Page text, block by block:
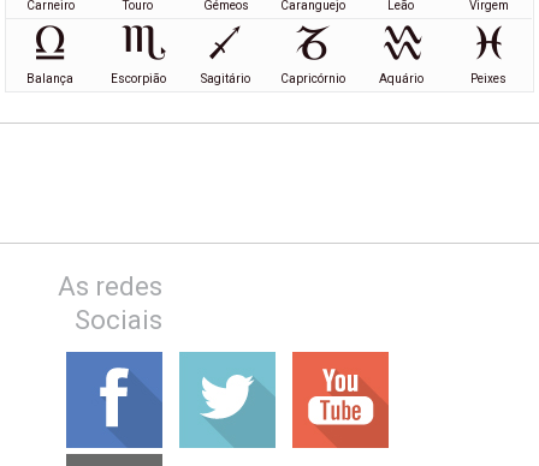
Carneiro Touro Gémeos Caranguejo Leão Virgem
Balança Escorpião Sagitário Capricórnio Aquário Peixes
As redes
Sociais